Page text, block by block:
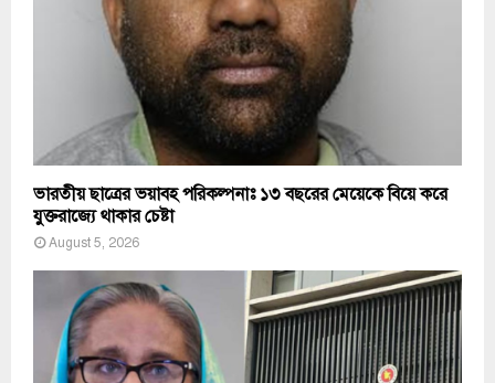
ভারতীয় ছাত্রের ভয়াবহ পরিকল্পনাঃ ১৩ বছরের মেয়েকে বিয়ে করে
যুক্তরাজ্যে থাকার চেষ্টা
August 5, 2026